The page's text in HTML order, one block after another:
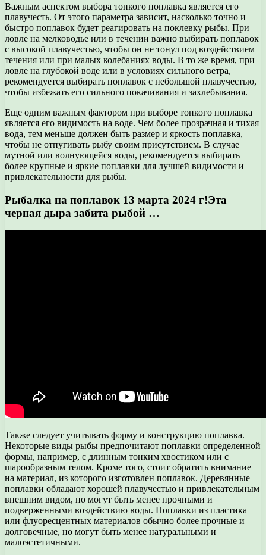
Важным аспектом выбора тонкого поплавка является его
плавучесть. От этого параметра зависит, насколько точно и
быстро поплавок будет реагировать на поклевку рыбы. При
ловле на мелководье или в течении важно выбирать поплавок
с высокой плавучестью, чтобы он не тонул под воздействием
течения или при малых колебаниях воды. В то же время, при
ловле на глубокой воде или в условиях сильного ветра,
рекомендуется выбирать поплавок с небольшой плавучестью,
чтобы избежать его сильного покачивания и захлебывания.
Еще одним важным фактором при выборе тонкого поплавка
является его видимость на воде. Чем более прозрачная и тихая
вода, тем меньше должен быть размер и яркость поплавка,
чтобы не отпугивать рыбу своим присутствием. В случае
мутной или волнующейся воды, рекомендуется выбирать
более крупные и яркие поплавки для лучшей видимости и
привлекательности для рыбы.
Рыбалка на поплавок 13 марта 2024 г!Эта
черная дыра забита рыбой …
Также следует учитывать форму и конструкцию поплавка.
Некоторые виды рыбы предпочитают поплавки определенной
формы, например, с длинным тонким хвостиком или с
шарообразным телом. Кроме того, стоит обратить внимание
на материал, из которого изготовлен поплавок. Деревянные
поплавки обладают хорошей плавучестью и привлекательным
внешним видом, но могут быть менее прочными и
подверженными воздействию воды. Поплавки из пластика
или флуоресцентных материалов обычно более прочные и
долговечные, но могут быть менее натуральными и
малоэстетичными.